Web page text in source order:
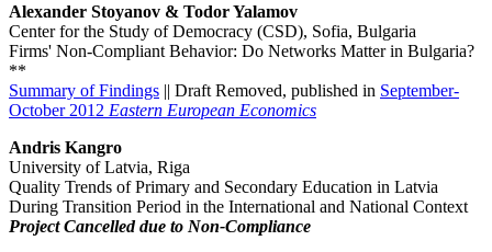
Alexander Stoyanov & Todor Yalamov
Center for the Study of Democracy (CSD), Sofia, Bulgaria
Firms' Non-Compliant Behavior: Do Networks Matter in Bulgaria?
**
Summary of Findings || Draft Removed, published in September-
October 2012 Eastern European Economics
Andris Kangro
University of Latvia, Riga
Quality Trends of Primary and Secondary Education in Latvia
During Transition Period in the International and National Context
Project Cancelled due to Non-Compliance